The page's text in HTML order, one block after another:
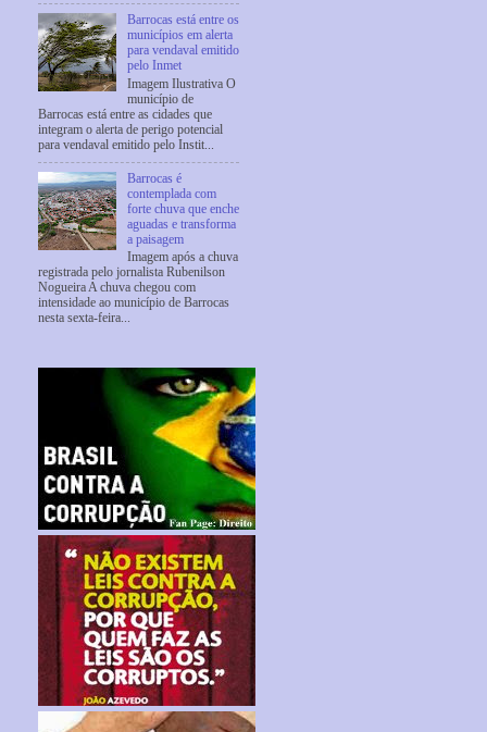
Barrocas está entre os
municípios em alerta
para vendaval emitido
pelo Inmet
Imagem Ilustrativa O
município de
Barrocas está entre as cidades que
integram o alerta de perigo potencial
para vendaval emitido pelo Instit...
Barrocas é
contemplada com
forte chuva que enche
aguadas e transforma
a paisagem
Imagem após a chuva
registrada pelo jornalista Rubenilson
Nogueira A chuva chegou com
intensidade ao município de Barrocas
nesta sexta-feira...